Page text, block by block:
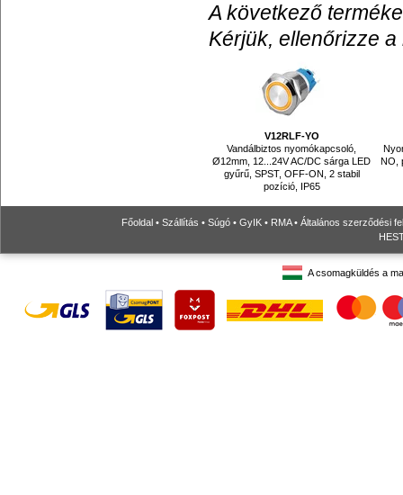
A következő
Kérjük, ellenőrizze
V12RLF-YO
Vandálbiztos nyomókapcsoló,
Ø12mm, 12...24V AC/DC sárga LED
gyűrű, SPST, OFF-ON, 2 stabil
pozíció, IP65
NO,
Főoldal • Szállítás • Súgó • GyIK • RMA• Általános szerződési
A csomagküldés a